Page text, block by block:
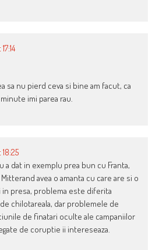
sa nu pierd ceva si bine am facut, ca
imi parea rau.
a dat in exemplu prea bun cu Franta,
avea o amanta cu care are si o
in presa, problema este diferita
chilotareala, dar problemele de
de finatari oculte ale campaniilor
de coruptie ii intereseaza.